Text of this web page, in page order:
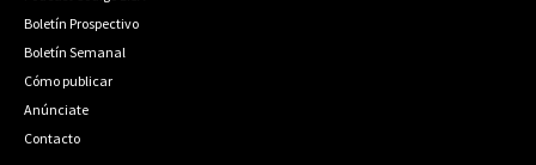
Boletín Prospectivo
Boletín Semanal
Cómo publicar
Anúnciate
Contacto